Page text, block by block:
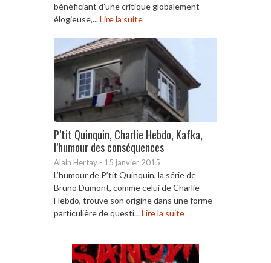
bénéficiant d’une critique globalement
élogieuse,...Lire la suite
P’tit Quinquin, Charlie Hebdo, Kafka,
l’humour des conséquences
Alain Hertay - 15 janvier 2015
L’humour de P’tit Quinquin, la série de
Bruno Dumont, comme celui de Charlie
Hebdo, trouve son origine dans une forme
particulière de questi...Lire la suite